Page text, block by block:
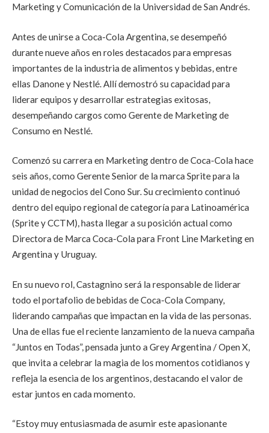
Marketing y Comunicación de la Universidad de San Andrés.
Antes de unirse a Coca-Cola Argentina, se desempeñó
durante nueve años en roles destacados para empresas
importantes de la industria de alimentos y bebidas, entre
ellas Danone y Nestlé. Allí demostró su capacidad para
liderar equipos y desarrollar estrategias exitosas,
desempeñando cargos como Gerente de Marketing de
Consumo en Nestlé.
Comenzó su carrera en Marketing dentro de Coca-Cola hace
seis años, como Gerente Senior de la marca Sprite para la
unidad de negocios del Cono Sur. Su crecimiento continuó
dentro del equipo regional de categoría para Latinoamérica
(Sprite y CCTM), hasta llegar a su posición actual como
Directora de Marca Coca-Cola para Front Line Marketing en
Argentina y Uruguay.
En su nuevo rol, Castagnino será la responsable de liderar
todo el portafolio de bebidas de Coca-Cola Company,
liderando campañas que impactan en la vida de las personas.
Una de ellas fue el reciente lanzamiento de la nueva campaña
“Juntos en Todas”, pensada junto a Grey Argentina / Open X,
que invita a celebrar la magia de los momentos cotidianos y
refleja la esencia de los argentinos, destacando el valor de
estar juntos en cada momento.
“Estoy muy entusiasmada de asumir este apasionante